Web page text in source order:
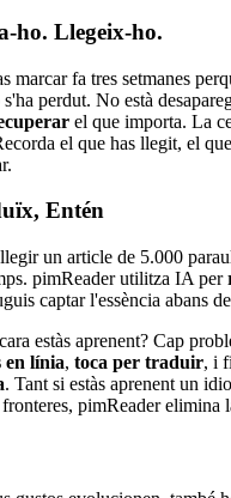
ho. Llegeix-ho.
marcar fa tres setmanes
perdut. No està
el que importa. La
el que has llegit, el
Entén
un article de 5.000
pimReader utilitza IA per
captar l'essència abans
estàs aprenent? Cap
en línia, toca per traduir, i
. Tant si estàs aprenent un
pimReader elimina